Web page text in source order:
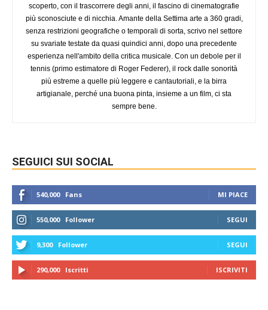
scoperto, con il trascorrere degli anni, il fascino di cinematografie
più sconosciute e di nicchia. Amante della Settima arte a 360 gradi,
senza restrizioni geografiche o temporali di sorta, scrivo nel settore
su svariate testate da quasi quindici anni, dopo una precedente
esperienza nell'ambito della critica musicale. Con un debole per il
tennis (primo estimatore di Roger Federer), il rock dalle sonorità
più estreme a quelle più leggere e cantautoriali, e la birra
artigianale, perché una buona pinta, insieme a un film, ci sta
sempre bene.
SEGUICI SUI SOCIAL
540,000 Fans MI PIACE
550,000 Follower SEGUI
9,300 Follower SEGUI
290,000 Iscritti ISCRIVITI